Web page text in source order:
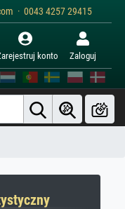
· 0043 4257 29415
konto Zaloguj